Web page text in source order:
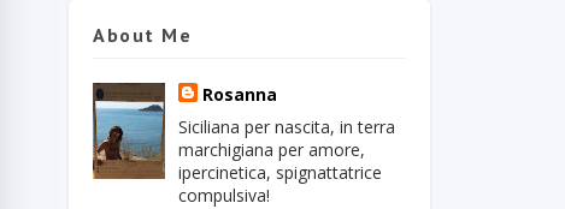
About Me
Rosanna
Siciliana per nascita, in terra
marchigiana per amore,
ipercinetica, spignattatrice
compulsiva!